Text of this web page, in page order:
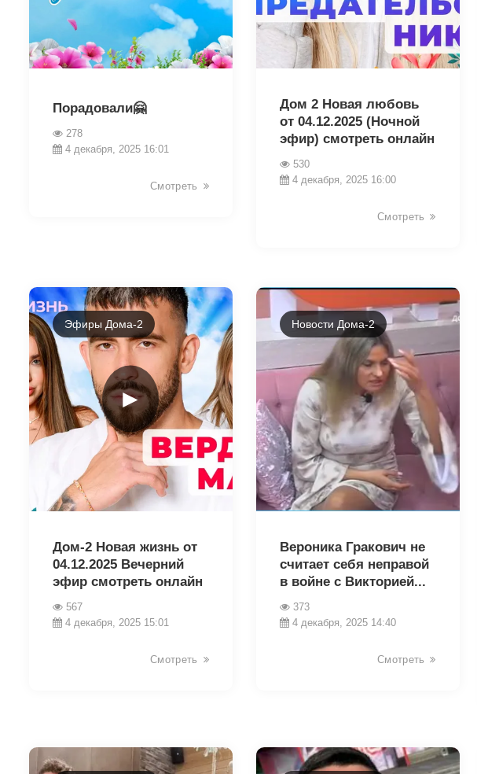
Порадовали🤗
278
4 декабря, 2025 16:01
Смотреть
Дом 2 Новая любовь
от 04.12.2025 (Ночной
эфир) смотреть онлайн
530
4 декабря, 2025 16:00
Смотреть
►
Эфиры Дома-2
Дом-2 Новая жизнь от
04.12.2025 Вечерний
эфир смотреть онлайн
567
4 декабря, 2025 15:01
Смотреть
Новости Дома-2
Вероника Гракович не
считает себя неправой
в войне с Викторией...
373
4 декабря, 2025 14:40
Смотреть